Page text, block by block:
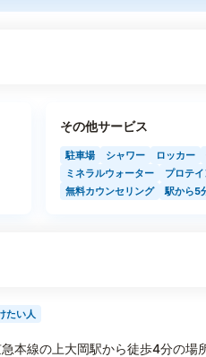
その他サービス
駐車場 シャワー ロッカー
ミネラルウォーター
プロテ
無料カウンセリング
駅から5
たい人
本線の上大岡駅から徒歩4分の場